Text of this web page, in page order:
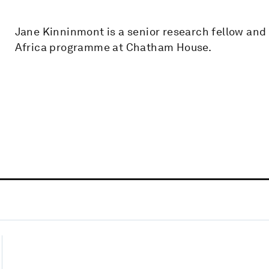
Jane Kinninmont is a senior research fellow
Africa programme at Chatham House.